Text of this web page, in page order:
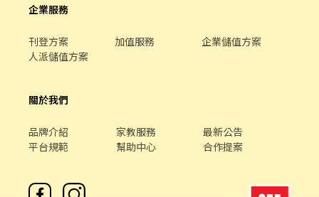
企業服務
刊登方案 加值服務
企業儲值方案
人派儲值方案
關於我們
品牌介紹 家教服務
最新公告
平台規範
幫助中心 合作提案